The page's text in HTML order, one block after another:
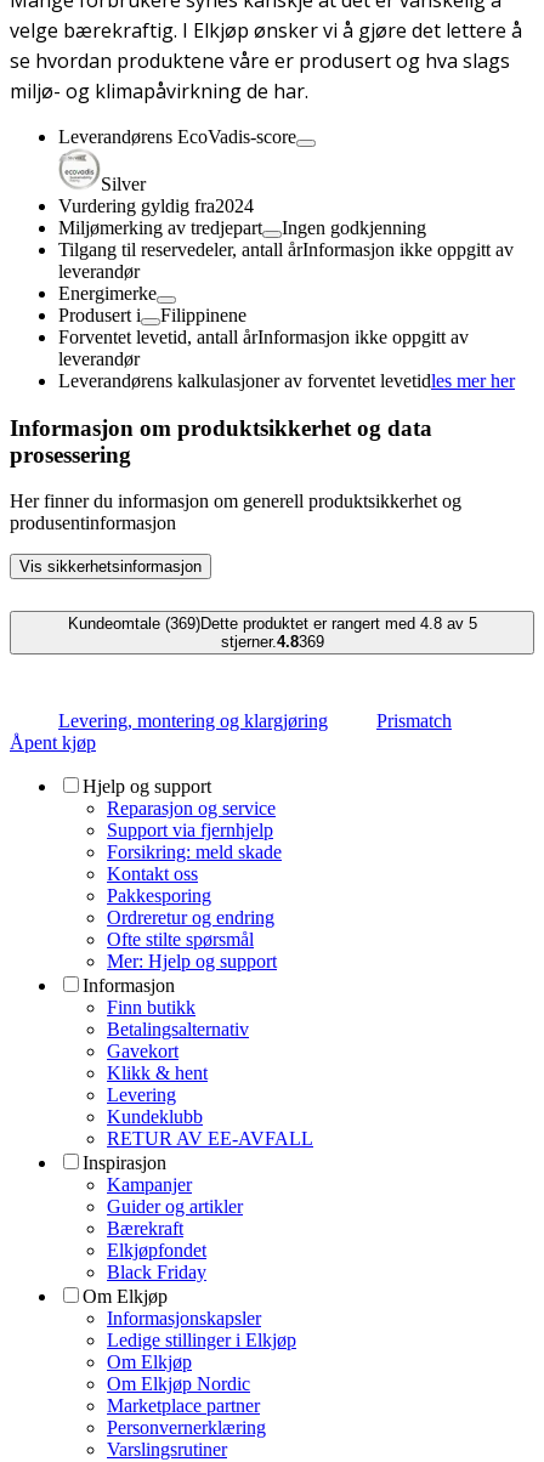
velge bærekraftig. I Elkjøp ønsker vi å gjøre det lettere å
se hvordan produktene våre er produsert og hva slags
miljø- og klimapåvirkning de har.
Leverandørens EcoVadis-score
Silver
Vurdering gyldig fra2024
Miljømerking av tredjepart
Ingen godkjenning
Tilgang til reservedeler, antall årInformasjon ikke oppgitt av
leverandør
Energimerke
Produsert i
Filippinene
Forventet levetid, antall årInformasjon ikke oppgitt av
leverandør
Leverandørens kalkulasjoner av forventet levetidles mer her
Informasjon om produktsikkerhet og data
prosessering
Her finner du informasjon om generell produktsikkerhet og
produsentinformasjon
Vis sikkerhetsinformasjon
Kundeomtale (369)Dette produktet er rangert med 4.8 av 5
stjerner.4.8369
Levering, montering og klargjøring
Prismatch
Åpent kjøp
Hjelp og support
Reparasjon og service
Support via fjernhjelp
Forsikring: meld skade
Kontakt oss
Pakkesporing
Ordreretur og endring
Ofte stilte spørsmål
Mer: Hjelp og support
Informasjon
Finn butikk
Betalingsalternativ
Gavekort
Klikk & hent
Levering
Kundeklubb
RETUR AV EE-AVFALL
Inspirasjon
Kampanjer
Guider og artikler
Bærekraft
Elkjøpfondet
Black Friday
Om Elkjøp
Informasjonskapsler
Ledige stillinger i Elkjøp
Om Elkjøp
Om Elkjøp Nordic
Marketplace partner
Personvernerklæring
Varslingsrutiner